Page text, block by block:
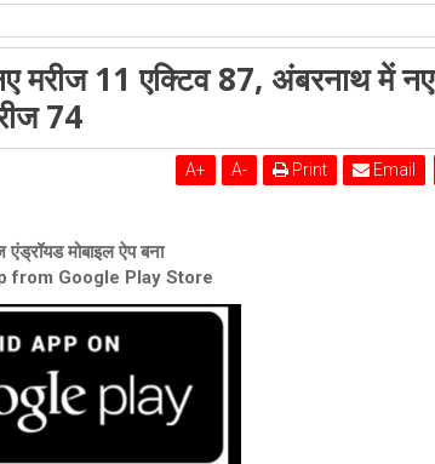
117, कल्याण-डोंबिवली में नए मरीज 74
मरीज 11 एक्टिव 87, अंबरनाथ में नए
74
A+ A- Print Email
एंड्रॉयड मोबाइल ऐप बना
from Google Play Store